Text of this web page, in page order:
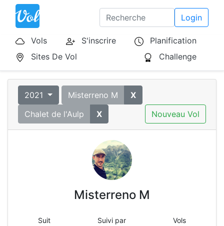
Login
Vols S'inscrire
Planification
Sites De Vol
Challenge
2021 Misterreno M
X
Chalet de l'Aulp
X Nouveau Vol
Misterreno M
Suit Suivi par Vols